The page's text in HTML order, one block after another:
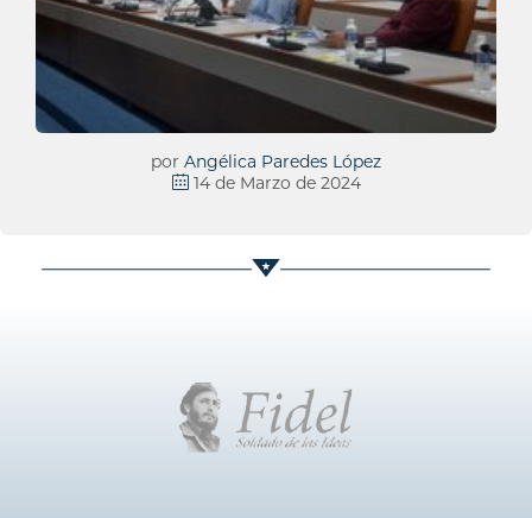
por Angélica Paredes López
14 de Marzo de 2024